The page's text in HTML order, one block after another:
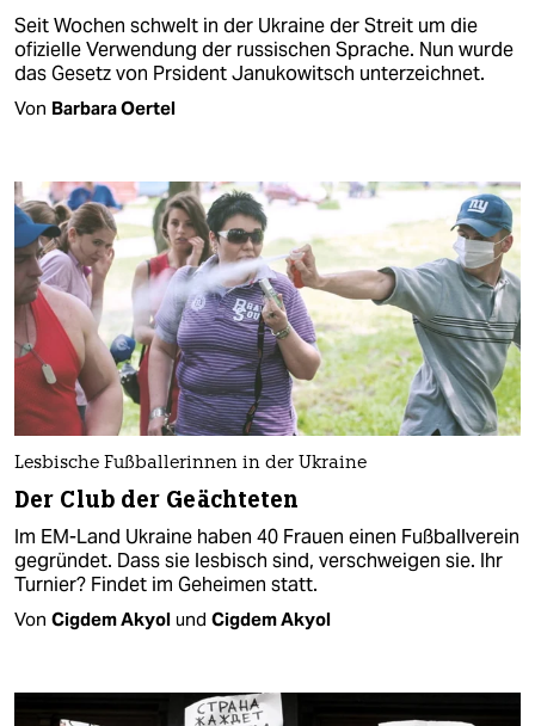
Seit Wochen schwelt in der Ukraine der Streit um die
ofizielle Verwendung der russischen Sprache. Nun wurde
das Gesetz von Prsident Janukowitsch unterzeichnet.
Von Barbara Oertel
Lesbische Fußballerinnen in der Ukraine
Der Club der Geächteten
Im EM-Land Ukraine haben 40 Frauen einen Fußballverein
gegründet. Dass sie lesbisch sind, verschweigen sie. Ihr
Turnier? Findet im Geheimen statt.
Von Cigdem Akyol und Cigdem Akyol